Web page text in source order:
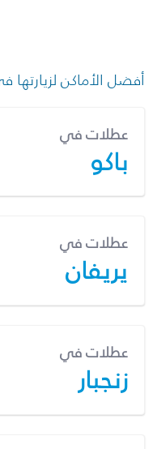
أفضل الأماكن لزيارتها
عطلات في
باكو
عطلات في
يريفان
عطلات في
زنجبار